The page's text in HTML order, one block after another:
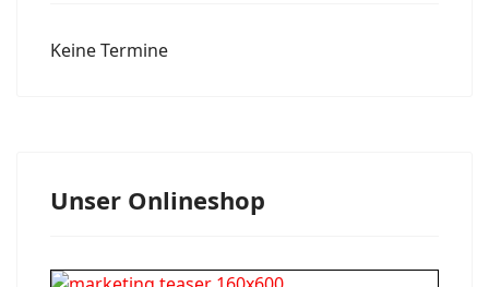
Keine Termine
Unser Onlineshop